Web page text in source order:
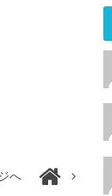
へ